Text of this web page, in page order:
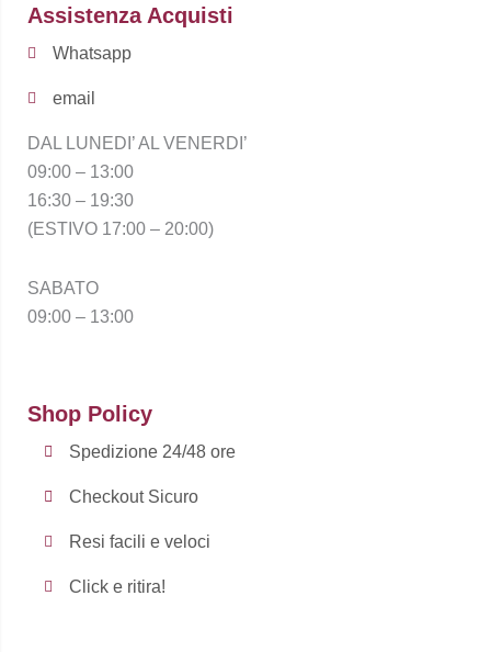
Assistenza Acquisti
Whatsapp
email
DAL LUNEDI’ AL VENERDI’
09:00 – 13:00
16:30 – 19:30
(ESTIVO 17:00 – 20:00)
SABATO
09:00 – 13:00
Shop Policy
Spedizione 24/48 ore
Checkout Sicuro
Resi facili e veloci
Click e ritira!